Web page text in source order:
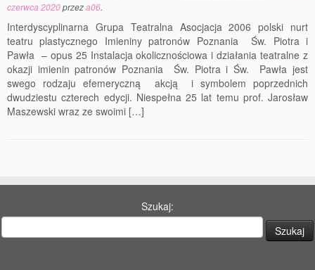
Imieniny ul. Święty Marcin
Kontakt
Partnerzy
czerwca 2020przeza06.
Interdyscyplinarna Grupa Teatralna Asocjacja 2006 polski nurt
teatru plastycznego Imieniny patronów Poznania Św. Piotra i
Pawła – opus 25 Instalacja okolicznościowa i działania teatralne z
okazji imienin patronów Poznania Św. Piotra i Św. Pawła jest
swego rodzaju efemeryczną akcją i symbolem poprzednich
dwudziestu czterech edycji. Niespełna 25 lat temu prof. Jarosław
Maszewski wraz ze swoimi […]
Szukaj: